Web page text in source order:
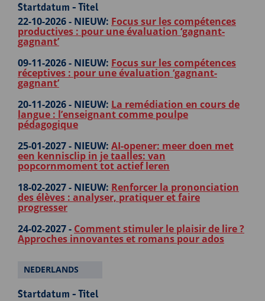
Startdatum - Titel
22-10-2026 - NIEUW: Focus sur les compétences
productives : pour une évaluation ‘gagnant-
gagnant’
09-11-2026 - NIEUW: Focus sur les compétences
réceptives : pour une évaluation ‘gagnant-
gagnant’
20-11-2026 - NIEUW: La remédiation en cours de
langue : l’enseignant comme poulpe
pédagogique
25-01-2027 - NIEUW: AI-opener: meer doen met
een kennisclip in je taalles: van
popcornmoment tot actief leren
18-02-2027 - NIEUW: Renforcer la prononciation
des élèves : analyser, pratiquer et faire
progresser
24-02-2027 - Comment stimuler le plaisir de lire ?
Approches innovantes et romans pour ados
NEDERLANDS
Startdatum - Titel